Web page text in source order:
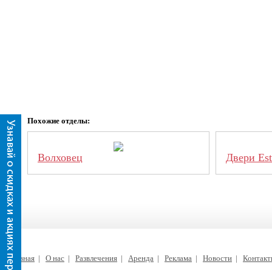
Похожие отделы:
Волховец Двери
Главная | О нас | Развлечения | Аренда | Реклама | Новости |